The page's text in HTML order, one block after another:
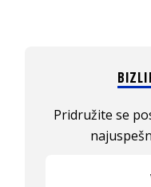
Pridružite se